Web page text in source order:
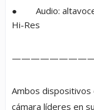
● Audio:
Hi-Res
Ambos
cámara líderes en